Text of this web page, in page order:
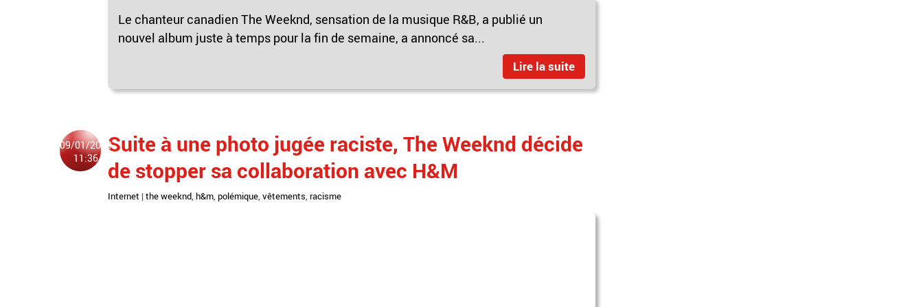
Le chanteur canadien The Weeknd, sensation de la musique R&B, a publié un
nouvel album juste à temps pour la fin de semaine, a annoncé sa...
Lire la suite
09/01/2018
11:36
Suite à une photo jugée raciste, The Weeknd décide
de stopper sa collaboration avec H&M
Internet | the weeknd, h&m, polémique, vêtements, racisme